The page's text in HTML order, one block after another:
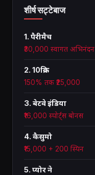
शीर्ष सट्टेबाज
1. पैरीमैच
₹30,000 स्वागत अभिनंदन
2. 10क्रिक
150% तक ₹25,000
3. बेटवे इंडिया
₹16,000 स्पोर्ट्स बोनस
4. कैसुमो
₹15,000 + 200 स्पिन
5. प्योर ने